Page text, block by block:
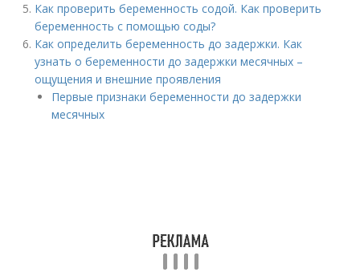
Как проверить беременность содой. Как проверить
беременность с помощью соды?
Как определить беременность до задержки. Как
узнать о беременности до задержки месячных –
ощущения и внешние проявления
Первые признаки беременности до задержки
месячных